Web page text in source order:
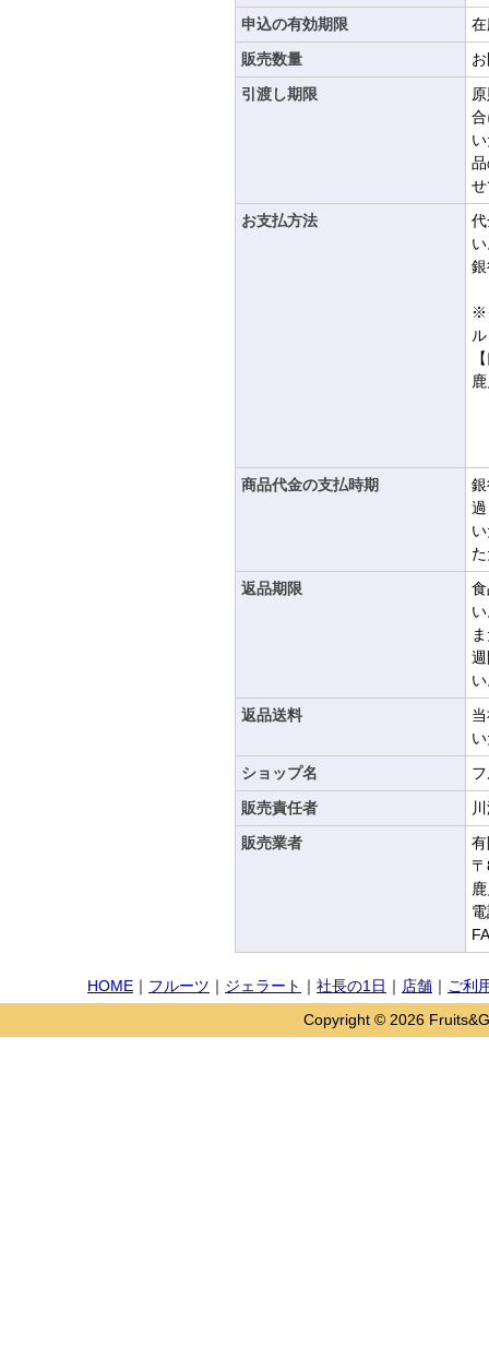
申込の有効期限
販売数量
引渡し期限
お支払方法
※
商品代金の支払時期
返品期限
返品送料
ショップ名
販売責任者
販売業者
HOME ｜ フルーツ ｜ ジェラート ｜ 社長の1日 ｜ 店舗 ｜ ご利
Copyright © 2026